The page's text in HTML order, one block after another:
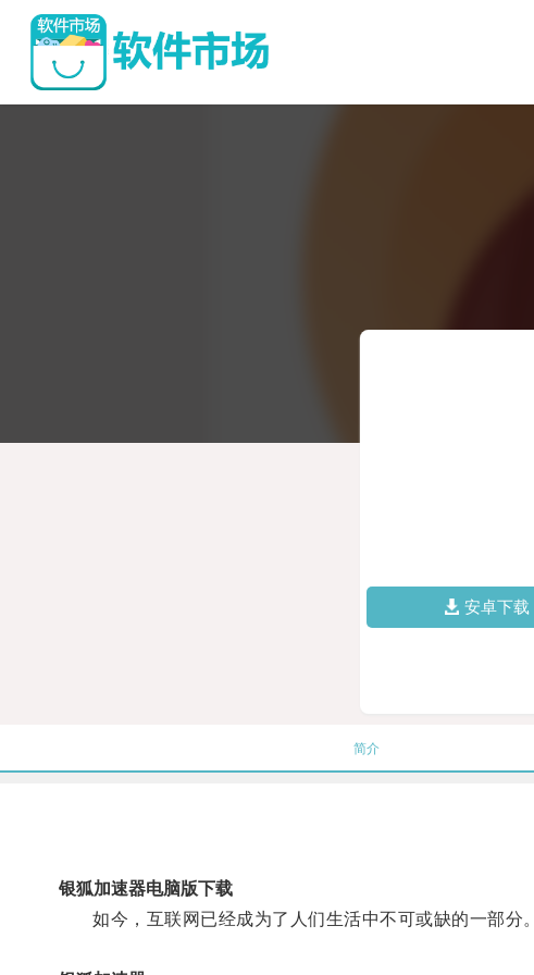
安卓下载
简介
银狐加速器电脑版下载
如今，互联网已经成为了人们生活中不可或缺的一部分。